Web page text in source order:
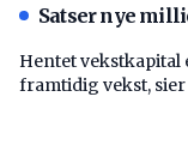
Satser nye
Hentet
framtidig vekst,